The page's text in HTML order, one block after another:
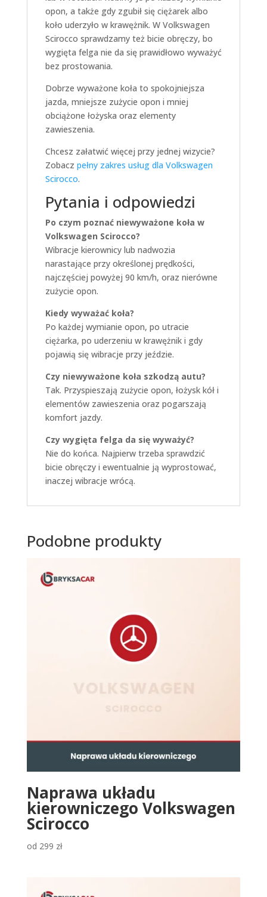
opon, a także gdy zgubił się ciężarek albo
koło uderzyło w krawężnik. W Volkswagen
Scirocco sprawdzamy też bicie obręczy, bo
wygięta felga nie da się prawidłowo wyważyć
bez prostowania.
Dobrze wyważone koła to spokojniejsza
jazda, mniejsze zużycie opon i mniej
obciążone łożyska oraz elementy
zawieszenia.
Chcesz załatwić więcej przy jednej wizycie?
Zobacz pełny zakres usług dla Volkswagen
Scirocco.
Pytania i odpowiedzi
Po czym poznać niewyważone koła w
Volkswagen Scirocco?
Wibracje kierownicy lub nadwozia
narastające przy określonej prędkości,
najczęściej powyżej 90 km/h, oraz nierówne
zużycie opon.
Kiedy wyważać koła?
Po każdej wymianie opon, po utracie
ciężarka, po uderzeniu w krawężnik i gdy
pojawią się wibracje przy jeździe.
Czy niewyważone koła szkodzą autu?
Tak. Przyspieszają zużycie opon, łożysk kół i
elementów zawieszenia oraz pogarszają
komfort jazdy.
Czy wygięta felga da się wyważyć?
Nie do końca. Najpierw trzeba sprawdzić
bicie obręczy i ewentualnie ją wyprostować,
inaczej wibracje wrócą.
Podobne produkty
Naprawa układu
kierowniczego Volkswagen
Scirocco
od 299 zł